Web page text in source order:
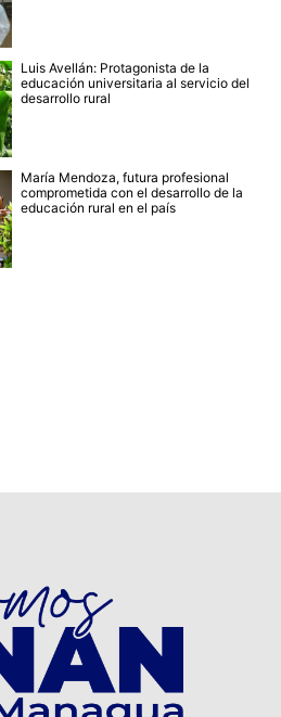
Luis Avellán: Protagonista de la
educación universitaria al servicio del
desarrollo rural
María Mendoza, futura profesional
comprometida con el desarrollo de la
educación rural en el país